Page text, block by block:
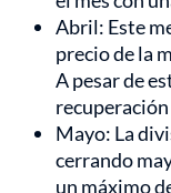
Abril: Este
precio de la
A pesar de
Mayo: La
cerrando
un máximo